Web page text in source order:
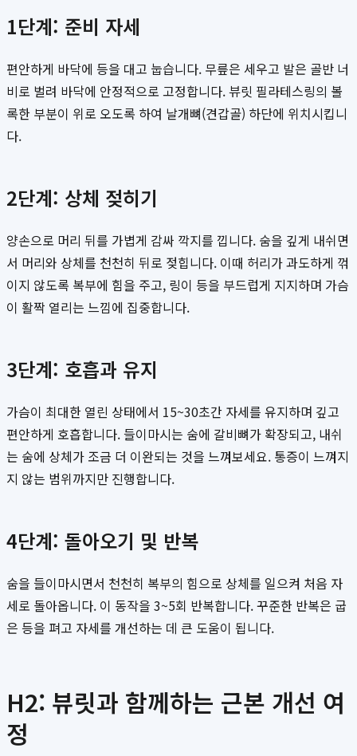
1단계: 준비 자세
편안하게 바닥에 등을 대고 눕습니다. 무릎은 세우고 발은 골반 너
비로 벌려 바닥에 안정적으로 고정합니다. 뷰릿 필라테스링의 볼
록한 부분이 위로 오도록 하여 날개뼈(견갑골) 하단에 위치시킵니
다.
2단계: 상체 젖히기
양손으로 머리 뒤를 가볍게 감싸 깍지를 낍니다. 숨을 깊게 내쉬면
서 머리와 상체를 천천히 뒤로 젖힙니다. 이때 허리가 과도하게 꺾
이지 않도록 복부에 힘을 주고, 링이 등을 부드럽게 지지하며 가슴
이 활짝 열리는 느낌에 집중합니다.
3단계: 호흡과 유지
가슴이 최대한 열린 상태에서 15~30초간 자세를 유지하며 깊고
편안하게 호흡합니다. 들이마시는 숨에 갈비뼈가 확장되고, 내쉬
는 숨에 상체가 조금 더 이완되는 것을 느껴보세요. 통증이 느껴지
지 않는 범위까지만 진행합니다.
4단계: 돌아오기 및 반복
숨을 들이마시면서 천천히 복부의 힘으로 상체를 일으켜 처음 자
세로 돌아옵니다. 이 동작을 3~5회 반복합니다. 꾸준한 반복은 굽
은 등을 펴고 자세를 개선하는 데 큰 도움이 됩니다.
H2: 뷰릿과 함께하는 근본 개선 여
정